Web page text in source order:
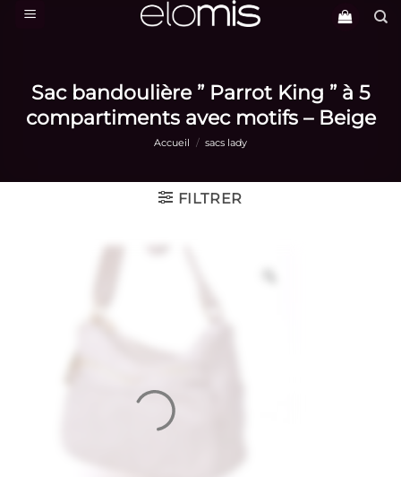
Passer
Sac bandoulière ” Parrot King ” à 5
compartiments avec motifs – Beige
Accueil / sacs lady
FILTRER